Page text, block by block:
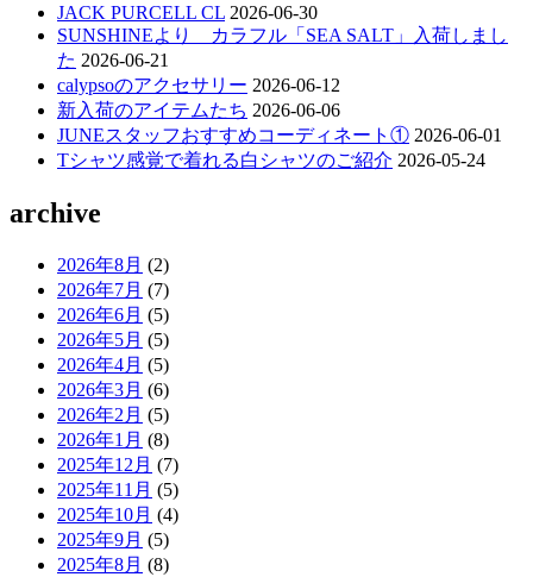
JACK PURCELL CL 2026-06-30
SUNSHINEより カラフル「SEA SALT」入荷しまし
た 2026-06-21
calypsoのアクセサリー 2026-06-12
新入荷のアイテムたち 2026-06-06
JUNEスタッフおすすめコーディネート① 2026-06-01
Tシャツ感覚で着れる白シャツのご紹介 2026-05-24
archive
2026年8月 (2)
2026年7月 (7)
2026年6月 (5)
2026年5月 (5)
2026年4月 (5)
2026年3月 (6)
2026年2月 (5)
2026年1月 (8)
2025年12月 (7)
2025年11月 (5)
2025年10月 (4)
2025年9月 (5)
2025年8月 (8)